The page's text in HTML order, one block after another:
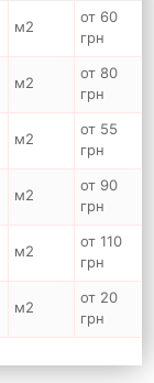
м2
от 60
грн
м2
от 80
грн
м2
от 55
грн
м2
от 90
грн
м2
от 110
грн
м2
от 20
грн